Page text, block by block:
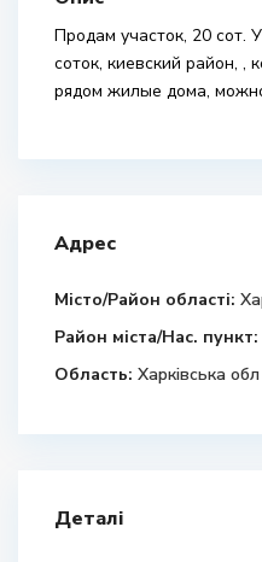
Продам участок, 20 сот.
соток, киевский район, ,
рядом жилые дома,
Адрес
Місто/Район області:
Район міста/Нас. пункт:
Область: Харківська обл
Деталі